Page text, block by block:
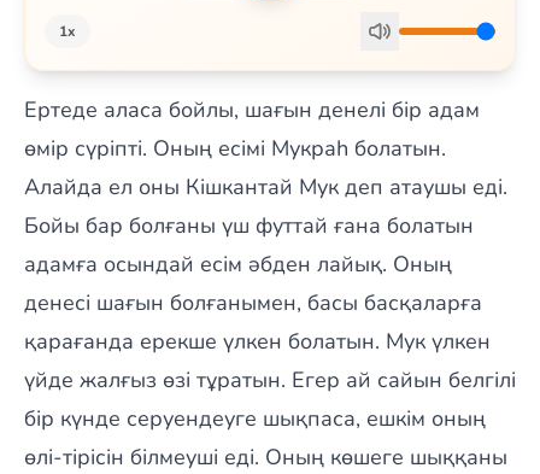
1x
Ертеде аласа бойлы, шағын денелі бір адам
өмір сүріпті. Оның есімі Мукраһ болатын.
Алайда ел оны Кішкантай Мук деп атаушы еді.
Бойы бар болғаны үш футтай ғана болатын
адамға осындай есім әбден лайық. Оның
денесі шағын болғанымен, басы басқаларға
қарағанда ерекше үлкен болатын. Мук үлкен
үйде жалғыз өзі тұратын. Егер ай сайын белгілі
бір күнде серуендеуге шықпаса, ешкім оның
өлі-тірісін білмеуші еді. Оның көшеге шыққаны